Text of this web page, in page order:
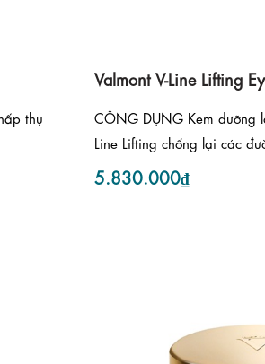
thụ
Valmont V-Line Lifting
CÔNG DỤNG Kem dưỡng
Line Lifting chống lại các
5.830.000₫